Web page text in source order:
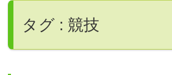
タグ : 競技